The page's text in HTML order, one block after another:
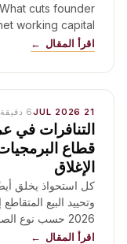
cuts founder
working capital.
اقرأ المقال
21 JUL 2026
6
التنافرات في
قطاع
الإغلاق
كل استحواذ يخلق
وتحييد البيع
2026 حسب نوع الصفقة.
اقرأ المقال